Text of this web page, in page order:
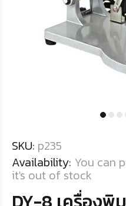
SKU: p235
Availability: You can
it's out of stock